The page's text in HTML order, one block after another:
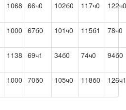
1068 66ч0 102б0 117ч0 122ч0
1000 67б0 101ч0 115б1 78ч0
1138 69ч1 34б0 74ч0 94б0
1000 70б0 105ч0 118б0 126ч1